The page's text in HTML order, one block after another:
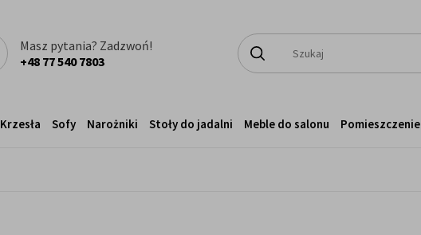
Masz pytania? Zadzwoń!
+48 77 540 7803
Krzesła Sofy Narożniki Stoły do jadalni Meble do salonu Pomieszczenie